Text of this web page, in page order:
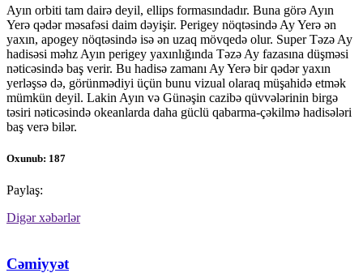
Ayın orbiti tam dairə deyil, ellips formasındadır. Buna görə Ayın
Yerə qədər məsafəsi daim dəyişir. Perigey nöqtəsində Ay Yerə ən
yaxın, apogey nöqtəsində isə ən uzaq mövqedə olur. Super Təzə Ay
hadisəsi məhz Ayın perigey yaxınlığında Təzə Ay fazasına düşməsi
nəticəsində baş verir. Bu hadisə zamanı Ay Yerə bir qədər yaxın
yerləşsə də, görünmədiyi üçün bunu vizual olaraq müşahidə etmək
mümkün deyil. Lakin Ayın və Günəşin cazibə qüvvələrinin birgə
təsiri nəticəsində okeanlarda daha güclü qabarma-çəkilmə hadisələri
baş verə bilər.
Oxunub: 187
Paylaş:
Digər xəbərlər
Cəmiyyət